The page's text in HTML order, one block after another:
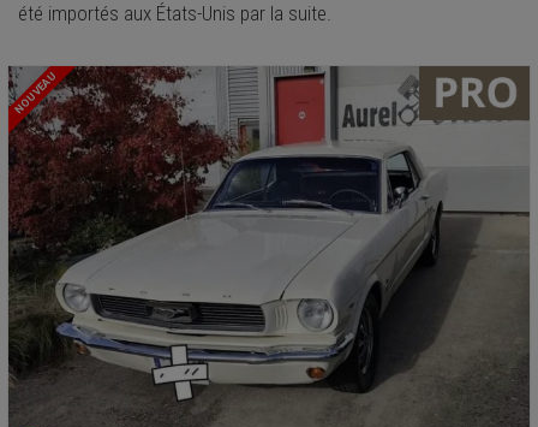
été importés aux États-Unis par la suite.
NOUVEAU